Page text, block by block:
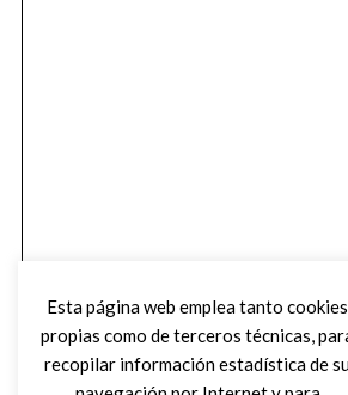
Esta página web emplea tanto cookies
propias como de terceros técnicas,
recopilar información estadística de